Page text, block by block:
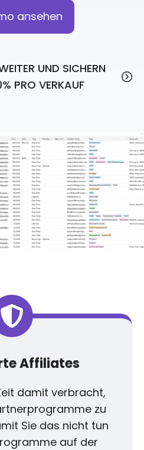
ansehen
UND SICHERN
PRO VERKAUF
Affiliates
damit verbracht,
zu
Sie das nicht tun
auf der